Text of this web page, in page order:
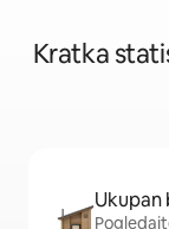
Kratka
Ukupan